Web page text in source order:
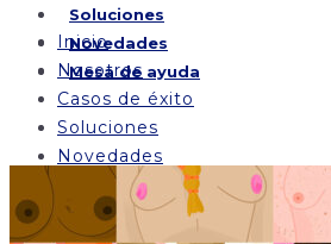
Soluciones
Novedades
Mesa de ayuda
Inicio
Nosotros
Casos de éxito
Soluciones
Novedades
Mesa de ayuda